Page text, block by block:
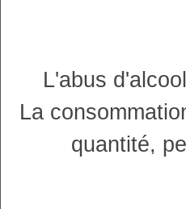
L'abus
La
quantité,